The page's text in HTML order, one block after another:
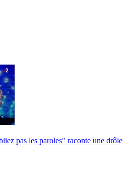
pas les paroles" raconte une drôle